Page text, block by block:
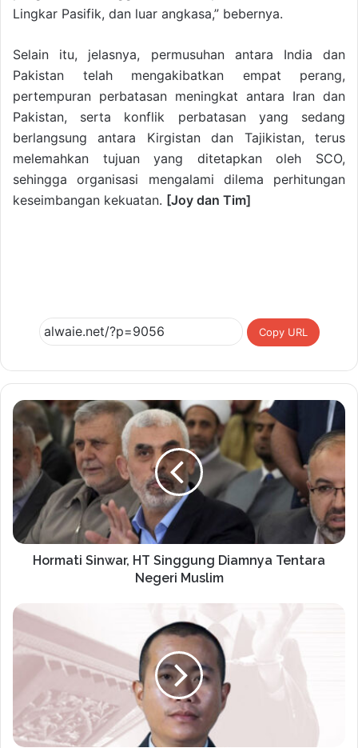
Lingkar Pasifik, dan luar angkasa,” bebernya.
Selain itu, jelasnya, permusuhan antara India dan
Pakistan telah mengakibatkan empat perang,
pertempuran perbatasan meningkat antara Iran dan
Pakistan, serta konflik perbatasan yang sedang
berlangsung antara Kirgistan dan Tajikistan, terus
melemahkan tujuan yang ditetapkan oleh SCO,
sehingga organisasi mengalami dilema perhitungan
keseimbangan kekuatan. [Joy dan Tim]
Copy URL
Hormati Sinwar, HT Singgung Diamnya Tentara
Negeri Muslim